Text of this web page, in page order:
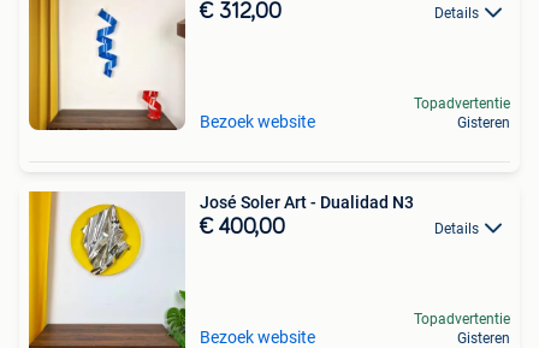
€ 312,00 Details
Bezoek website
Topadvertentie
Gisteren
José Soler Art - Dualidad N3
€ 400,00 Details
Bezoek website
Topadvertentie
Gisteren